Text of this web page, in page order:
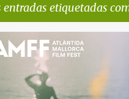
etiquetadas